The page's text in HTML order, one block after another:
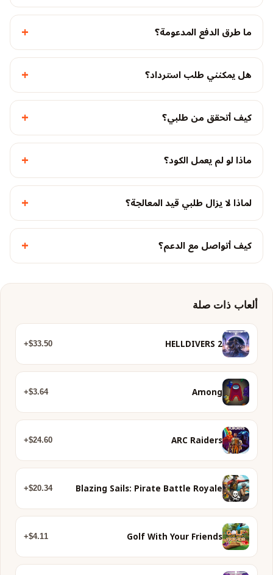
ما طرق الدفع المدعومة؟ +
هل يمكنني طلب استرداد؟ +
كيف أتحقق من طلبي؟ +
ماذا لو لم يعمل الكود؟ +
لماذا لا يزال طلبي قيد المعالجة؟ +
كيف أتواصل مع الدعم؟ +
ألعاب ذات صلة
HELLDIVERS 2
$33.50+
Among
$3.64+
ARC Raiders
$24.60+
Blazing Sails: Pirate Battle Royale
$20.34+
Golf With Your Friends
$4.11+